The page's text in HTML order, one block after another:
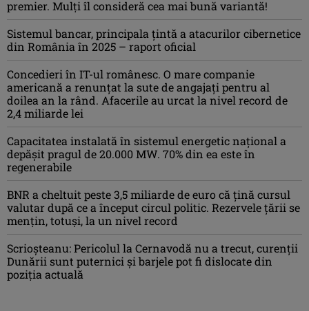
premier. Mulți îl consideră cea mai bună variantă!
Sistemul bancar, principala țintă a atacurilor cibernetice
din România în 2025 – raport oficial
Concedieri în IT-ul românesc. O mare companie
americană a renunțat la sute de angajați pentru al
doilea an la rând. Afacerile au urcat la nivel record de
2,4 miliarde lei
Capacitatea instalată în sistemul energetic național a
depășit pragul de 20.000 MW. 70% din ea este în
regenerabile
BNR a cheltuit peste 3,5 miliarde de euro că țină cursul
valutar după ce a început circul politic. Rezervele țării se
mențin, totuși, la un nivel record
Scrioșteanu: Pericolul la Cernavodă nu a trecut, curenţii
Dunării sunt puternici şi barjele pot fi dislocate din
poziţia actuală